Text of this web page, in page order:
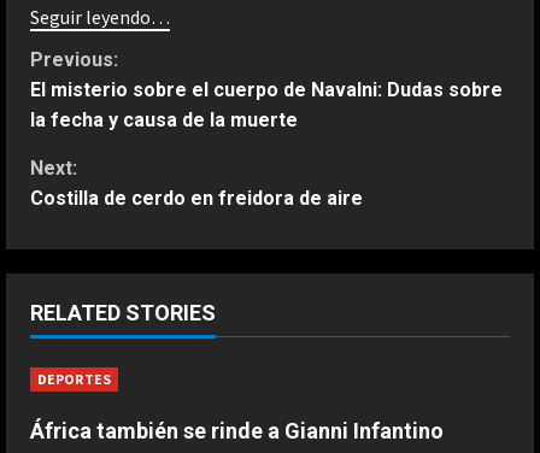
Seguir leyendo…
C
o
n
i
n
u
e
Previous:
El misterio sobre el cuerpo de Navalni: Dudas sobre
la fecha y causa de la muerte
Next:
Costilla de cerdo en freidora de aire
RELATED STORIES
DEPORTES
África también se rinde a Gianni Infantino
“Djokovic dice eso porque se está
de Fonseca a Novak
Un exnúmero uno sentencia a